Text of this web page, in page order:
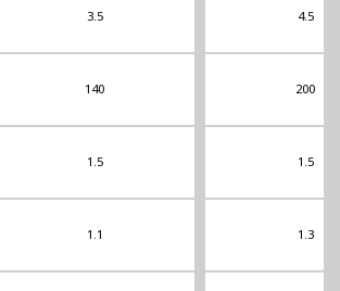
3.5
140
1.5
1.1
4.5
200
1.5
1.3